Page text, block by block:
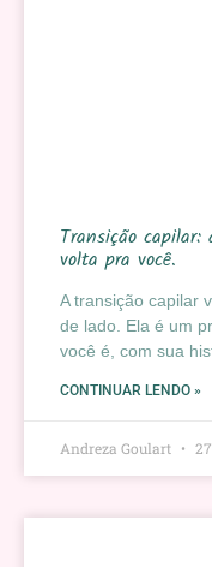
Transição capilar:
volta pra você.
A transição capilar
de lado. Ela é um
você é, com sua
CONTINUAR LENDO »
Andreza Goulart